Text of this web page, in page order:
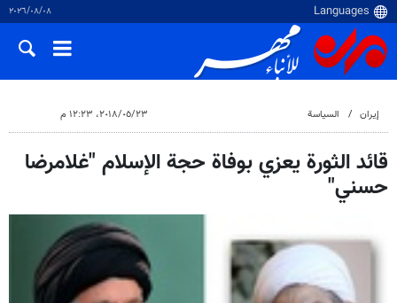
٠٨‏/٠٨‏/٢٠٢٦
إيران السياسة ٢٣‏/٠٥‏/٢٠١٨، ١٢:٢٣ م
قائد الثورة يعزي بوفاة حجة الإسلام "غلامرضا
حسني"